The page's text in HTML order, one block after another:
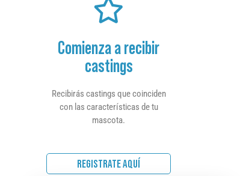
Comienza a recibir
castings
Recibirás castings que coinciden
con las características de tu
mascota.
REGISTRATE AQUÍ